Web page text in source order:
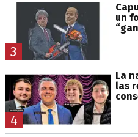
3
un
4
La
las